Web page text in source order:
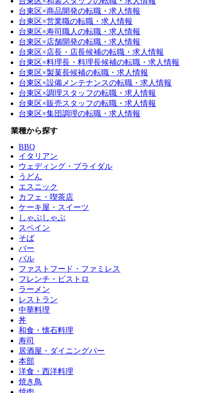
台東区×商品開発の転職・求人情報
台東区×営業職の転職・求人情報
台東区×寿司職人の転職・求人情報
台東区×店舗開発の転職・求人情報
台東区×店長・店長候補の転職・求人情報
台東区×料理長・料理長候補の転職・求人情報
台東区×製菓長候補の転職・求人情報
台東区×設備メンテナンスの転職・求人情報
台東区×調理スタッフの転職・求人情報
台東区×販売スタッフの転職・求人情報
台東区×集団調理の転職・求人情報
業種から探す
BBQ
イタリアン
ウェディング・ブライダル
うどん
エスニック
カフェ・喫茶店
ケーキ屋・スイーツ
しゃぶしゃぶ
スペイン
そば
バー
バル
ファストフード・ファミレス
フレンチ・ビストロ
ラーメン
レストラン
中華料理
丼
和食・懐石料理
寿司
居酒屋・ダイニングバー
本部
洋食・西洋料理
焼き鳥